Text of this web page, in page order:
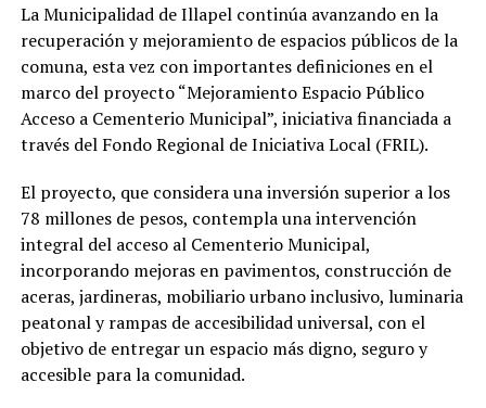
La Municipalidad de Illapel continúa avanzando en la
recuperación y mejoramiento de espacios públicos de la
comuna, esta vez con importantes definiciones en el
marco del proyecto “Mejoramiento Espacio Público
Acceso a Cementerio Municipal”, iniciativa financiada a
través del Fondo Regional de Iniciativa Local (FRIL).
El proyecto, que considera una inversión superior a los
78 millones de pesos, contempla una intervención
integral del acceso al Cementerio Municipal,
incorporando mejoras en pavimentos, construcción de
aceras, jardineras, mobiliario urbano inclusivo, luminaria
peatonal y rampas de accesibilidad universal, con el
objetivo de entregar un espacio más digno, seguro y
accesible para la comunidad.